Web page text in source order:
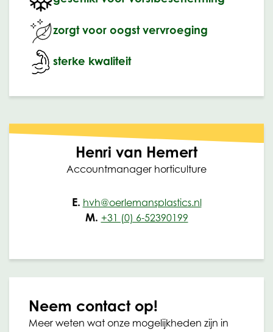
zorgt voor oogst vervroeging
sterke kwaliteit
Henri van Hemert
Accountmanager horticulture
E. hvh@oerlemansplastics.nl
M. +31 (0) 6-52390199
Neem contact op!
Meer weten wat onze mogelijkheden zijn in